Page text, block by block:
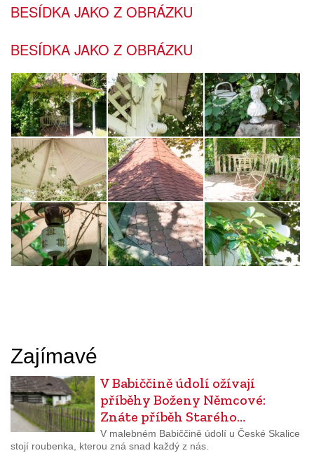
BESÍDKA JAKO Z OBRÁZKU
BESÍDKA JAKO Z OBRÁZKU
Zajímavé
V Babiččině údolí ožívají
příběhy Boženy Němcové:
Znáte příběh Starého…
V malebném Babiččině údolí u České Skalice
stojí roubenka, kterou zná snad každý z nás.